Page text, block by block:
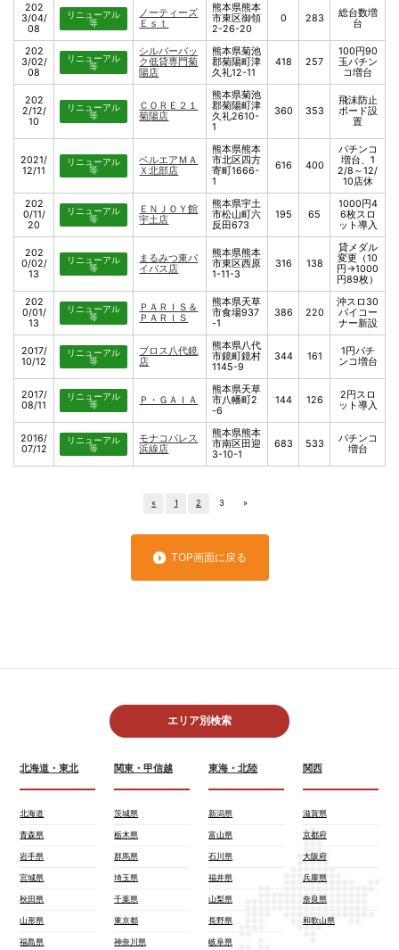
202
3/04/
08
リニューアル
等
ノーティーズ
Ｅｓｔ
熊本県熊本
市東区御領
2-26-20
0 283
総台数増
台
202
3/02/
08
リニューアル
等
シルバーバッ
ク低貸専門菊
陽店
熊本県菊池
郡菊陽町津
久礼12-11
418 257
100円90
玉パチン
コ増台
202
2/12/
10
リニューアル
等
ＣＯＲＥ２１
菊陽店
熊本県菊池
郡菊陽町津
久礼2610-
1
360 353
飛沫防止
ボード設
置
2021/
12/11
リニューアル
等
ベルエアＭＡ
Ｘ北部店
熊本県熊本
市北区四方
寄町1666-
1
616 400
パチンコ
増台、1
2/8～12/
10店休
202
0/11/
20
リニューアル
等
ＥＮＪＯＹ館
宇土店
熊本県宇土
市松山町六
反田673
195 65
1000円4
6枚スロ
ット導入
202
0/02/
13
リニューアル
等
まるみつ東バ
イパス店
熊本県熊本
市東区西原
1-11-3
316 138
貸メダル
変更（10
円→1000
円89枚）
202
0/01/
13
リニューアル
等
ＰＡＲＩＳ＆
ＰＡＲＩＳ
熊本県天草
市食場937
-1
386 220
沖スロ30
パイコー
ナー新設
2017/
10/12
リニューアル
等
ブロス八代鏡
店
熊本県八代
市鏡町鏡村
1145-9
344 161
1円パチ
ンコ増台
2017/
08/11
リニューアル
等
Ｐ・ＧＡＩＡ
熊本県天草
市八幡町2
-6
144 126
2円スロ
ット導入
2016/
07/12
リニューアル
等
モナコパレス
浜線店
熊本県熊本
市南区田迎
3-10-1
683 533
パチンコ
増台
« 1 2 3 »
TOP画面に戻る
エリア別検索
北海道・東北
北海道
青森県
岩手県
宮城県
秋田県
山形県
福島県
関東・甲信越
茨城県
栃木県
群馬県
埼玉県
千葉県
東京都
神奈川県
東海・北陸
新潟県
富山県
石川県
福井県
山梨県
長野県
岐阜県
関西
滋賀県
京都府
大阪府
兵庫県
奈良県
和歌山県